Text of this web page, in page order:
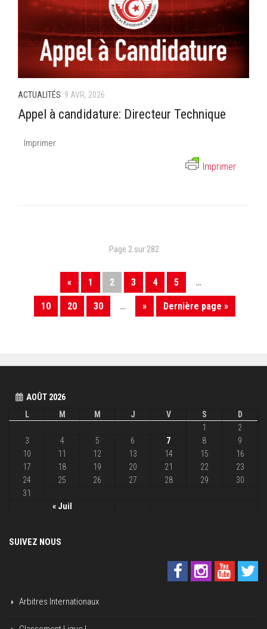
ACTUALITÉS 9 AVR, 2026
Appel à candidature: Directeur Technique
Imprimer
Imprimer
Page 2 sur 282
« 1 2 3 4 5 …
10 20 30 … » Dernière page »
AOÛT 2026
L
M M J V S D
« Juil
1
2
3
4 5 6 7 8
9
10
11 12 13 14 15
16
17
18 19 20 21 22
23
24
25 26 27 28 29
30
31
SUIVEZ NOUS
Arbitres Internationaux